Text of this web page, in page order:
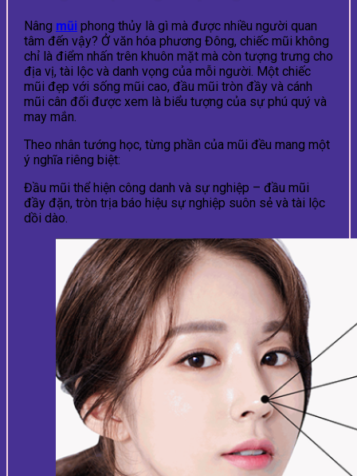
Nâng mũi phong thủy là gì mà được nhiều người quan
tâm đến vậy? Ở văn hóa phương Đông, chiếc mũi không
chỉ là điểm nhấn trên khuôn mặt mà còn tượng trưng cho
địa vị, tài lộc và danh vọng của mỗi người. Một chiếc
mũi đẹp với sống mũi cao, đầu mũi tròn đầy và cánh
mũi cân đối được xem là biểu tượng của sự phú quý và
may mắn.
Theo nhân tướng học, từng phần của mũi đều mang một
ý nghĩa riêng biệt:
Đầu mũi thể hiện công danh và sự nghiệp – đầu mũi
đầy đặn, tròn trịa báo hiệu sự nghiệp suôn sẻ và tài lộc
dồi dào.